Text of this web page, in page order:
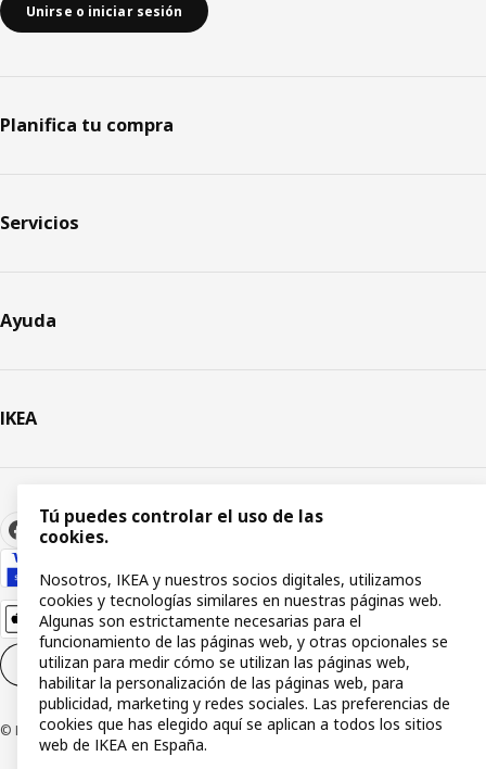
Unirse o iniciar sesión
Planifica tu compra
Servicios
Ayuda
IKEA
Configuración de cookies ES
© Inter IKEA Systems B.V 1999-2026
Tú puedes controlar el uso de las
cookies.
Nosotros, IKEA y nuestros socios digitales, utilizamos
cookies y tecnologías similares en nuestras páginas web.
Algunas son estrictamente necesarias para el
funcionamiento de las páginas web, y otras opcionales se
utilizan para medir cómo se utilizan las páginas web,
habilitar la personalización de las páginas web, para
publicidad, marketing y redes sociales. Las preferencias de
cookies que has elegido aquí se aplican a todos los sitios
web de IKEA en España.